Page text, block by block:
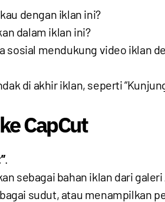
dengan iklan ini?
dalam iklan ini?
sosial mendukung video iklan
di akhir iklan, seperti
CapCut
.
sebagai bahan iklan dari
sudut, atau menampilkan